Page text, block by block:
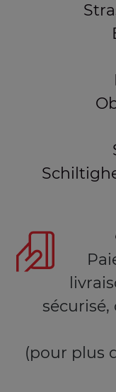
(pour plus